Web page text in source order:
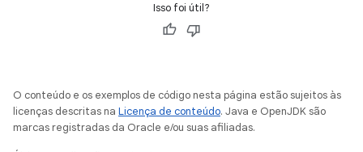
Isso foi útil?
O conteúdo e os exemplos de código nesta página estão sujeitos às
licenças descritas na Licença de conteúdo. Java e OpenJDK são
marcas registradas da Oracle e/ou suas afiliadas.